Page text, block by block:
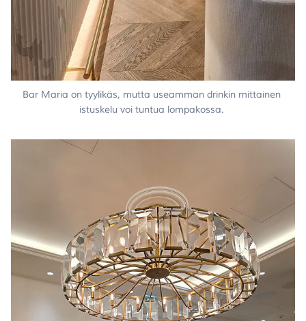
Bar Maria on tyylikäs, mutta useamman drinkin mittainen
istuskelu voi tuntua lompakossa.